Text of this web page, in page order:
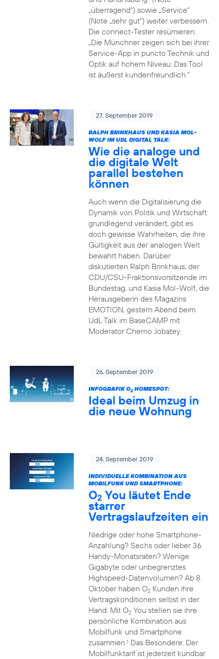
„überragend“) sowie „Service“
(Note „sehr gut“) weiter verbessern.
Die connect-Tester resümieren:
„Die Münchner zeigen sich bei ihrer
Service-App in puncto Technik und
Optik auf hohem Niveau: Das Tool
ist äußerst kundenfreundlich.“
27. September 2019
RALPH BRINKHAUS UND KASIA MOL-
WOLF IM UDL DIGITAL TALK:
Wie die analoge und
die digitale Welt
parallel bestehen
können
Auch wenn die Digitalisierung die
Dynamik von Politik und Wirtschaft
grundlegend verändert, gibt es
doch gewisse Wahrheiten, die ihre
Gültigkeit aus der analogen Welt
bewahrt haben. Darüber
diskutierten Ralph Brinkhaus, der
CDU/CSU-Fraktionsvorsitzende im
Bundestag, und Kasia Mol-Wolf, die
Herausgeberin des Magazins
EMOTION, gestern Abend beim
UdL Talk im BaseCAMP mit
Moderator Cherno Jobatey.
26. September 2019
INFOGRAFIK O2HOMESPOT:
Ideal beim Umzug in
die neue Wohnung
24. September 2019
INDIVIDUELLE KOMBINATION AUS
MOBILFUNK UND SMARTPHONE:
O2 You läutet Ende
starrer
Vertragslaufzeiten ein
Niedrige oder hohe Smartphone-
Anzahlung? Sechs oder lieber 36
Handy-Monatsraten? Wenige
Gigabyte oder unbegrenztes
Highspeed-Datenvolumen? Ab 8.
Oktober haben O2Kunden ihre
Vertragskonditionen selbst in der
Hand: Mit O2You stellen sie ihre
persönliche Kombination aus
Mobilfunk und Smartphone
zusammen.1 Das Besondere: Der
Mobilfunktarif ist jederzeit kündbar.